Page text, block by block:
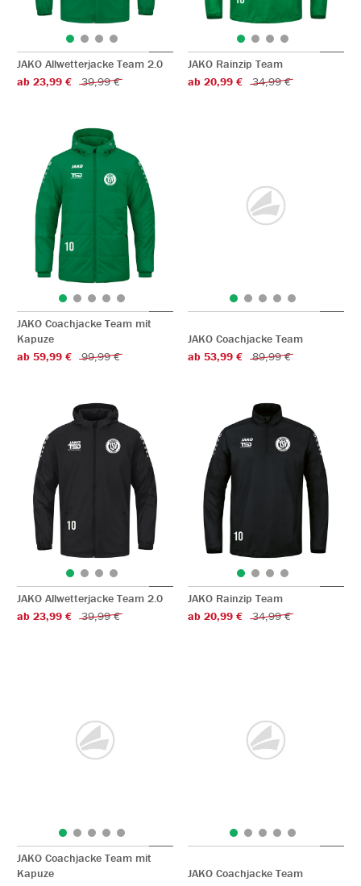
JAKO Allwetterjacke Team 2.0
ab 23,99 €
39,99 €
JAKO Rainzip Team
ab 20,99 €
34,99 €
JAKO Coachjacke Team mit
Kapuze
ab 59,99 €
99,99 €
JAKO Coachjacke Team
ab 53,99 €
89,99 €
JAKO Allwetterjacke Team 2.0
ab 23,99 €
39,99 €
JAKO Rainzip Team
ab 20,99 €
34,99 €
JAKO Coachjacke Team mit
Kapuze
JAKO Coachjacke Team